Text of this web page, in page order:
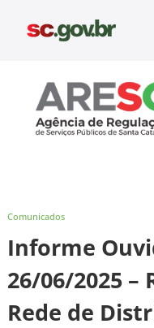
Comunicados
Informe
26/06/2025
Rede de